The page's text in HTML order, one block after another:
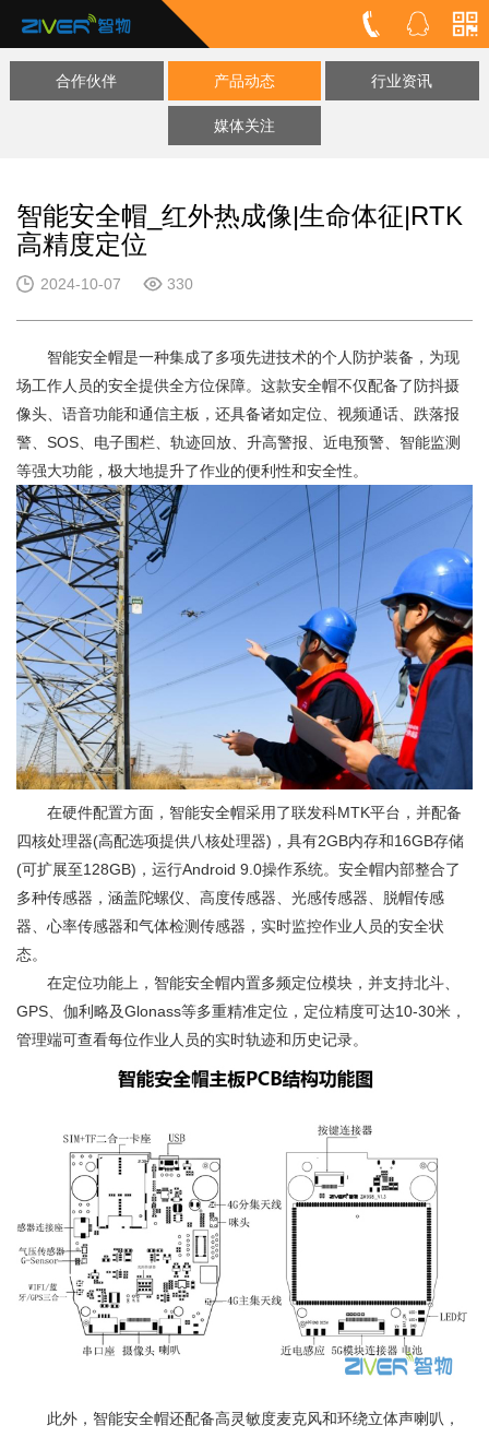
合作伙伴 产品动态 行业资讯
媒体关注
智能安全帽_红外热成像|生命体征|RTK
高精度定位
2024-10-07 330
智能安全帽是一种集成了多项先进技术的个人防护装备，为现
场工作人员的安全提供全方位保障。这款安全帽不仅配备了防抖摄
像头、语音功能和通信主板，还具备诸如定位、视频通话、跌落报
警、SOS、电子围栏、轨迹回放、升高警报、近电预警、智能监测
等强大功能，极大地提升了作业的便利性和安全性。
在硬件配置方面，智能安全帽采用了联发科MTK平台，并配备
四核处理器(高配选项提供八核处理器)，具有2GB内存和16GB存储
(可扩展至128GB)，运行Android 9.0操作系统。安全帽内部整合了
多种传感器，涵盖陀螺仪、高度传感器、光感传感器、脱帽传感
器、心率传感器和气体检测传感器，实时监控作业人员的安全状
态。
在定位功能上，智能安全帽内置多频定位模块，并支持北斗、
GPS、伽利略及Glonass等多重精准定位，定位精度可达10-30米，
管理端可查看每位作业人员的实时轨迹和历史记录。
此外，智能安全帽还配备高灵敏度麦克风和环绕立体声喇叭，